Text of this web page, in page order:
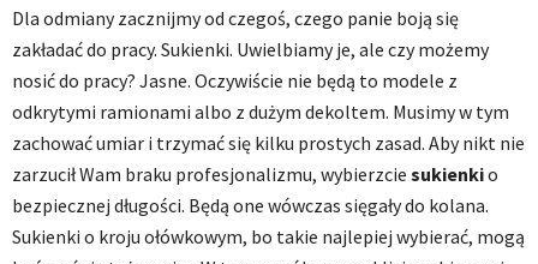
Dla odmiany zacznijmy od czegoś, czego panie boją się
zakładać do pracy. Sukienki. Uwielbiamy je, ale czy możemy
nosić do pracy? Jasne. Oczywiście nie będą to modele z
odkrytymi ramionami albo z dużym dekoltem. Musimy w tym
zachować umiar i trzymać się kilku prostych zasad. Aby nikt nie
zarzucił Wam braku profesjonalizmu, wybierzcie sukienkio
bezpiecznej długości. Będą one wówczas sięgały do kolana.
Sukienki o kroju ołówkowym, bo takie najlepiej wybierać, mogą